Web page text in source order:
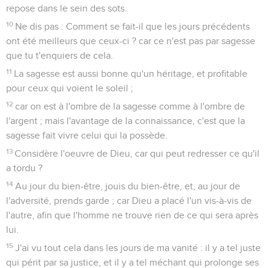
repose dans le sein des sots.
10 Ne dis pas : Comment se fait-il que les jours précédents
ont été meilleurs que ceux-ci ? car ce n'est pas par sagesse
que tu t'enquiers de cela.
11 La sagesse est aussi bonne qu'un héritage, et profitable
pour ceux qui voient le soleil ;
12 car on est à l'ombre de la sagesse comme à l'ombre de
l'argent ; mais l'avantage de la connaissance, c'est que la
sagesse fait vivre celui qui la possède.
13 Considère l'oeuvre de Dieu, car qui peut redresser ce qu'il
a tordu ?
14 Au jour du bien-être, jouis du bien-être, et, au jour de
l'adversité, prends garde ; car Dieu a placé l'un vis-à-vis de
l'autre, afin que l'homme ne trouve rien de ce qui sera après
lui.
15 J'ai vu tout cela dans les jours de ma vanité : il y a tel juste
qui périt par sa justice, et il y a tel méchant qui prolonge ses